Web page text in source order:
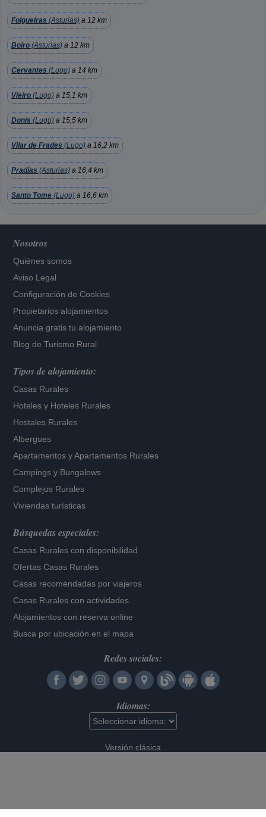
Folgueiras (Asturias) a 12 km
Boiro (Asturias) a 12 km
Cervantes (Lugo) a 14 km
Vieiro (Lugo) a 15,1 km
Donis (Lugo) a 15,5 km
Vilar de Frades (Lugo) a 16,2 km
Pradias (Asturias) a 16,4 km
Santo Tome (Lugo) a 16,6 km
Nosotros
Quiénes somos
Aviso Legal
Configuración de Cookies
Propietarios alojamientos
Anuncia gratis tu alojamiento
Blog de Turismo Rural
Tipos de alojamiento:
Casas Rurales
Hoteles y Hoteles Rurales
Hostales Rurales
Albergues
Apartamentos yApartamentos Rurales
Campings y Bungalows
Complejos Rurales
Viviendas turísticas
Búsquedas especiales:
Casas Rurales con disponibilidad
Ofertas Casas Rurales
Casas recomendadas por viajeros
Casas Rurales con actividades
Alojamientos con reserva online
Busca por ubicación en el mapa
Redes sociales:
Idiomas:
Versión clásica